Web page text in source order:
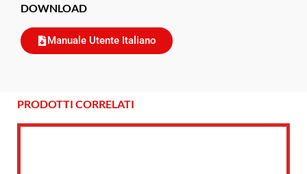
DOWNLOAD
Manuale Utente Italiano
PRODOTTI CORRELATI